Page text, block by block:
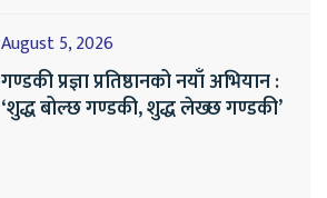
August 5, 2026
गण्डकी प्रज्ञा प्रतिष्ठानको नयाँ अभियान :
‘शुद्ध बोल्छ गण्डकी, शुद्ध लेख्छ गण्डकी’